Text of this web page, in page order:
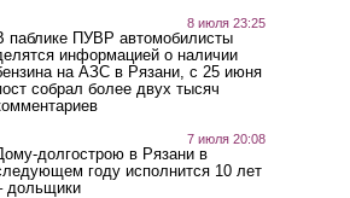
8 июля 23:25
паблике ПУВР автомобилисты
информацией о наличии
на АЗС в Рязани, с 25 июня
собрал более двух тысяч
7 июля 20:08
долгострою в Рязани в
году исполнится 10 лет
дольщики